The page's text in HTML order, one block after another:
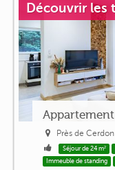
Découvrir les
Près de Cerdon
Séjour de 24 m²
Immeuble de standing